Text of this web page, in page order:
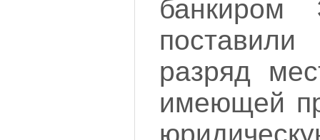
банкиром
разряд
имеющей